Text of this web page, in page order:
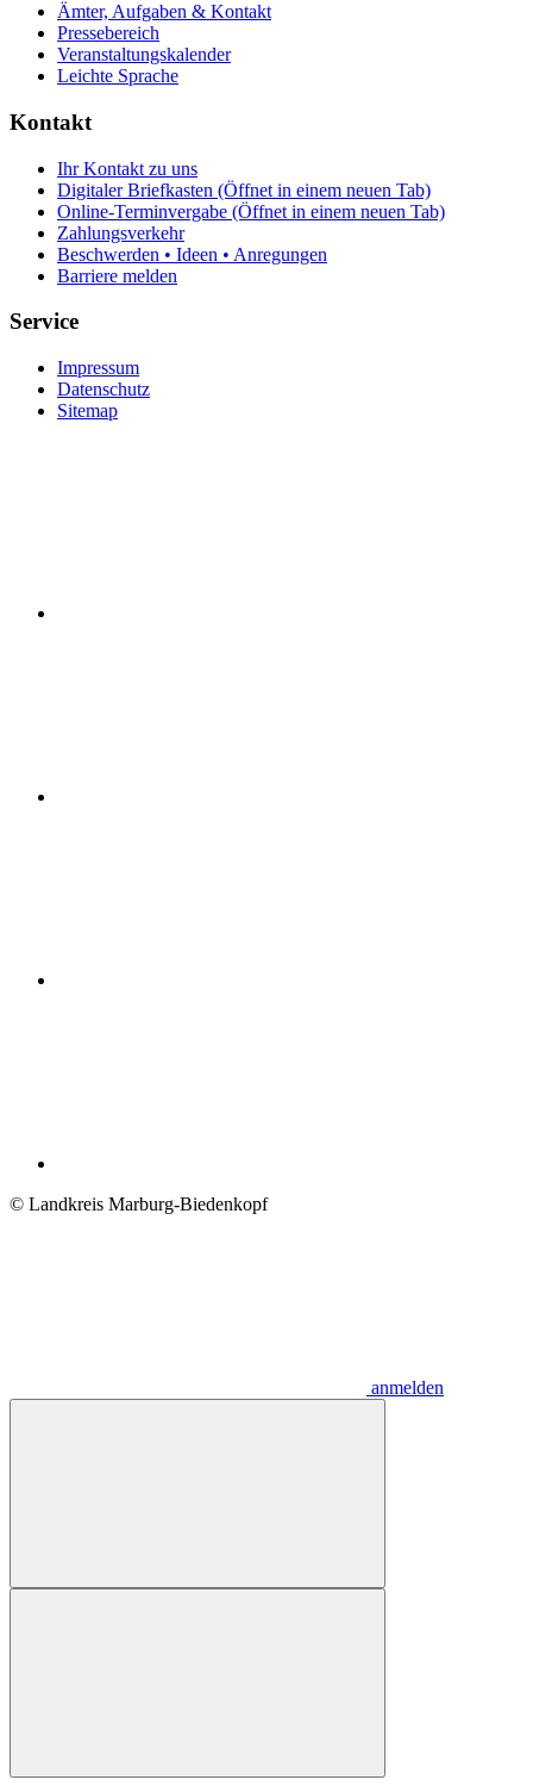
Ämter, Aufgaben & Kontakt
Pressebereich
Veranstaltungskalender
Leichte Sprache
Kontakt
Ihr Kontakt zu uns
Digitaler Briefkasten (Öffnet in einem neuen Tab)
Online-Terminvergabe (Öffnet in einem neuen Tab)
Zahlungsverkehr
Beschwerden • Ideen • Anregungen
Barriere melden
Service
Impressum
Datenschutz
Sitemap
© Landkreis Marburg-Biedenkopf
anmelden